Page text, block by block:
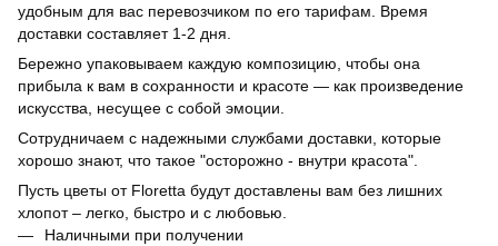
удобным для вас перевозчиком по его тарифам. Время
доставки составляет 1-2 дня.
Бережно упаковываем каждую композицию, чтобы она
прибыла к вам в сохранности и красоте — как произведение
искусства, несущее с собой эмоции.
Сотрудничаем с надежными службами доставки, которые
хорошо знают, что такое "осторожно - внутри красота".
Пусть цветы от Floretta будут доставлены вам без лишних
хлопот – легко, быстро и с любовью.
Наличными при получении